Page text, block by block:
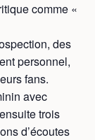
comme «
des
personnel,
fans.
avec
trois
d’écoutes